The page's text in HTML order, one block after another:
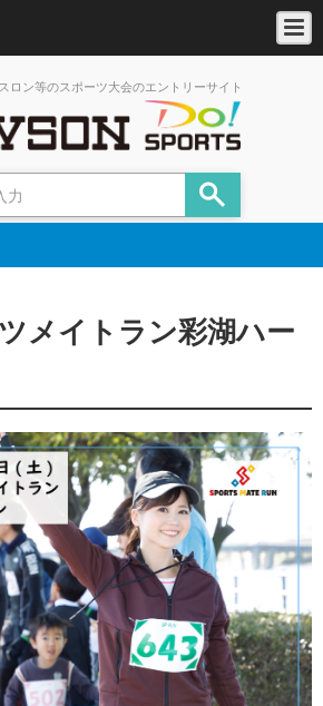
ロン等のスポーツ大会のエントリーサイト
メイトラン彩湖ハー